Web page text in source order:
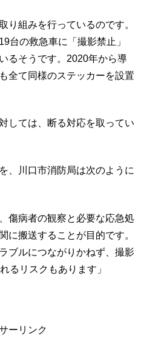
り組みを行っているのです。
台の救急車に「撮影禁止」
るそうです。2020年から導
全て同様のステッカーを設置
しては、断る対応を取ってい
、川口市消防局は次のように
傷病者の観察と必要な応急処
に搬送することが目的です。
ブルにつながりかねず、撮影
るリスクもあります」
ーリンク